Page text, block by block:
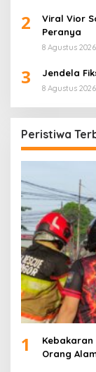
2
Viral Vior
Peranya
8 Agustus 2026
3 Jendela
8 Agustus 2026
Peristiwa
1
Kebakaran
Orang